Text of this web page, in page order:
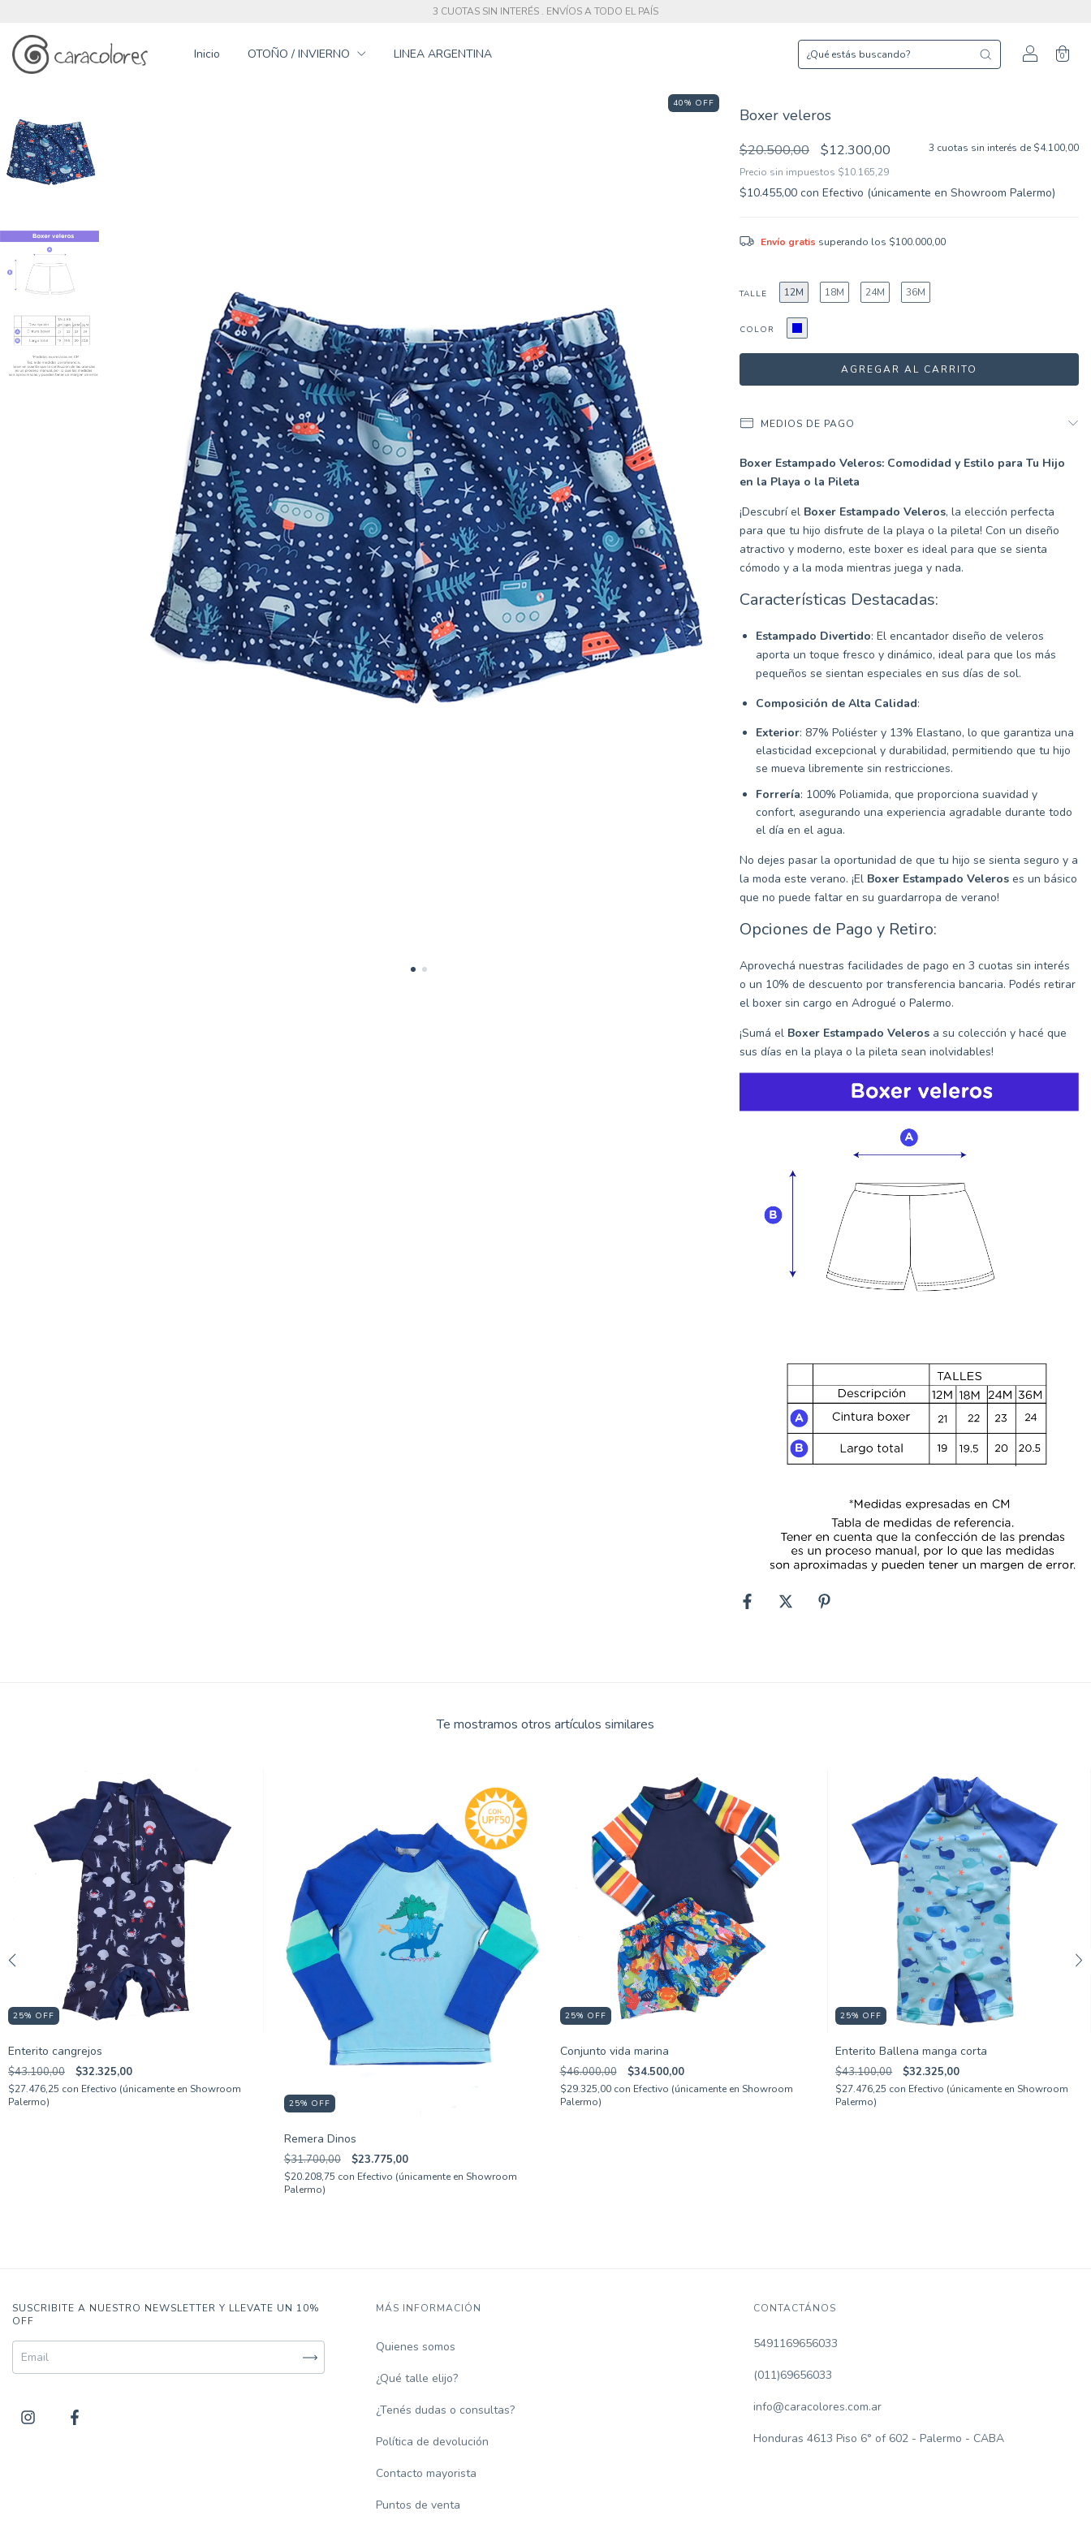
3 CUOTAS SIN INTERÉS . ENVÍOS A TODO EL PAÍS
Inicio OTOÑO / INVIERNO LINEA ARGENTINA 0
40% OFF
Boxer veleros
$20.500,00 $12.300,00 3 cuotas sin interés de $4.100,00
Precio sin impuestos $10.165,29
$10.455,00 con Efectivo (únicamente en Showroom Palermo)
Envío gratis superando los $100.000,00
TALLE 12M 18M 24M 36M
COLOR
MEDIOS DE PAGO
Boxer Estampado Veleros: Comodidad y Estilo para Tu Hijo
en la Playa o la Pileta
¡Descubrí el Boxer Estampado Veleros, la elección perfecta
para que tu hijo disfrute de la playa o la pileta! Con un diseño
atractivo y moderno, este boxer es ideal para que se sienta
cómodo y a la moda mientras juega y nada.
Características Destacadas:
Estampado Divertido: El encantador diseño de veleros
aporta un toque fresco y dinámico, ideal para que los más
pequeños se sientan especiales en sus días de sol.
Composición de Alta Calidad:
Exterior: 87% Poliéster y 13% Elastano, lo que garantiza una
elasticidad excepcional y durabilidad, permitiendo que tu hijo
se mueva libremente sin restricciones.
Forrería: 100% Poliamida, que proporciona suavidad y
confort, asegurando una experiencia agradable durante todo
el día en el agua.
No dejes pasar la oportunidad de que tu hijo se sienta seguro y a
la moda este verano. ¡El Boxer Estampado Veleros es un básico
que no puede faltar en su guardarropa de verano!
Opciones de Pago y Retiro:
Aprovechá nuestras facilidades de pago en 3 cuotas sin interés
o un 10% de descuento por transferencia bancaria. Podés retirar
el boxer sin cargo en Adrogué o Palermo.
¡Sumá el Boxer Estampado Veleros a su colección y hacé que
sus días en la playa o la pileta sean inolvidables!
Te mostramos otros artículos similares
25% OFF
Enterito cangrejos
$43.100,00 $32.325,00
$27.476,25 con Efectivo (únicamente en Showroom
Palermo)
25% OFF
Remera Dinos
$31.700,00 $23.775,00
$20.208,75 con Efectivo (únicamente en Showroom
Palermo)
25% OFF
Conjunto vida marina
$46.000,00 $34.500,00
$29.325,00 con Efectivo (únicamente en Showroom
Palermo)
25% OFF
Enterito Ballena manga corta
$43.100,00 $32.325,00
$27.476,25 con Efectivo (únicamente en Showroom
Palermo)
SUSCRIBITE A NUESTRO NEWSLETTER Y LLEVATE UN 10%
OFF
MÁS INFORMACIÓN
Quienes somos
¿Qué talle elijo?
¿Tenés dudas o consultas?
Política de devolución
Contacto mayorista
Puntos de venta
CONTACTÁNOS
5491169656033
(011)69656033
info@caracolores.com.ar
Honduras 4613 Piso 6° of 602 - Palermo - CABA